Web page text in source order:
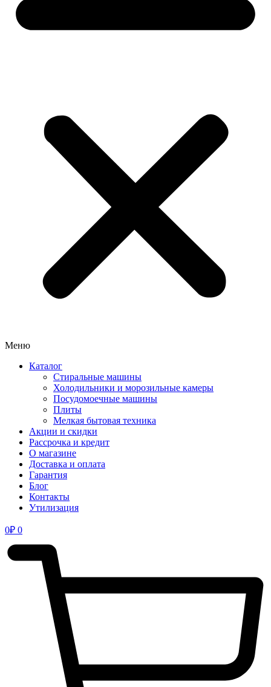
Меню
Каталог
Стиральные машины
Холодильники и морозильные камеры
Посудомоечные машины
Плиты
Мелкая бытовая техника
Акции и скидки
Рассрочка и кредит
О магазине
Доставка и оплата
Гарантия
Блог
Контакты
Утилизация
0₽ 0